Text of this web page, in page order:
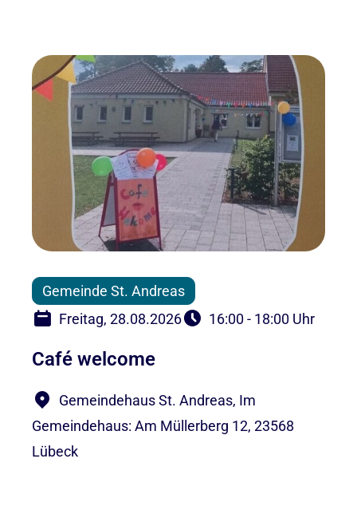
Gemeinde St. Andreas
Freitag, 28.08.2026
16:00 - 18:00 Uhr
Café welcome
Gemeindehaus St. Andreas, Im
Gemeindehaus: Am Müllerberg 12, 23568
Lübeck